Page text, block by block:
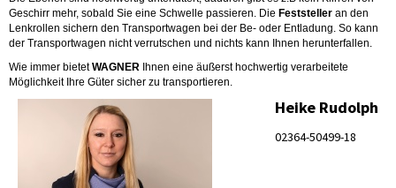
Geschirr mehr, sobald Sie eine Schwelle passieren. Die Feststeller an den
Lenkrollen sichern den Transportwagen bei der Be- oder Entladung. So kann
der Transportwagen nicht verrutschen und nichts kann Ihnen herunterfallen.
Wie immer bietetWAGNER Ihnen eine äußerst hochwertig verarbeitete
Möglichkeit Ihre Güter sicher zu transportieren.
Heike Rudolph
02364-50499-18